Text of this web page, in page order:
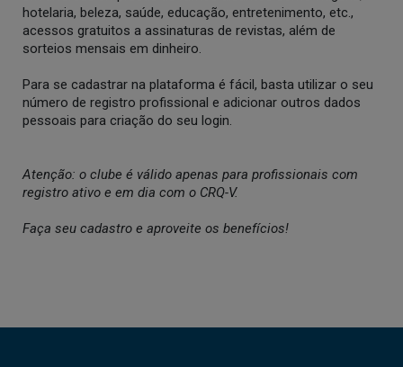
hotelaria, beleza, saúde, educação, entretenimento, etc.,
acessos gratuitos a assinaturas de revistas, além de
sorteios mensais em dinheiro.
Para se cadastrar na plataforma é fácil, basta utilizar o seu
número de registro profissional e adicionar outros dados
pessoais para criação do seu login.
Atenção: o clube é válido apenas para profissionais com
registro ativo e em dia com o CRQ-V.
Faça seu cadastro e aproveite os benefícios!